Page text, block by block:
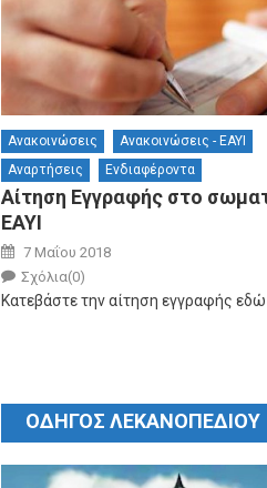
Ανακοινώσεις
Ανακοινώσεις - ΕΑΥΙ
Αναρτήσεις
Ενδιαφέροντα
Αίτηση Εγγραφής στο
ΕΑΥΙ
Posted on
7 Μαΐου 2018
Author
Σχόλια(0)
Κατεβάστε την αίτηση εγγραφής εδώ
ΟΔΗΓΟΣ ΛΕΚΑΝΟΠΕΔΙΟΥ